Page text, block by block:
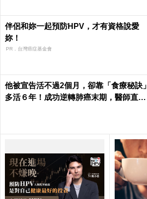
伴侶和妳一起預防HPV，才有資格說愛
妳！
PR．台灣癌症基金會
他被宣告活不過2個月，卻靠「食療秘訣」
多活６年！成功逆轉肺癌末期，醫師直